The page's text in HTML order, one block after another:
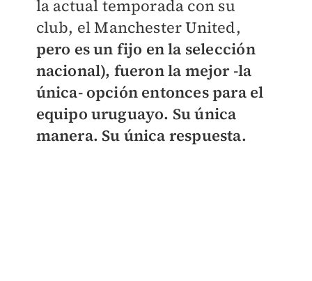
la actual temporada con su
club, el Manchester United,
pero es un fijo en la selección
nacional), fueron la mejor -la
única- opción entonces para el
equipo uruguayo. Su única
manera. Su única respuesta.